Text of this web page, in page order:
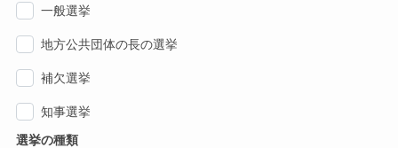
一般選挙
地方公共団体の長の選挙
補欠選挙
知事選挙
選挙の種類